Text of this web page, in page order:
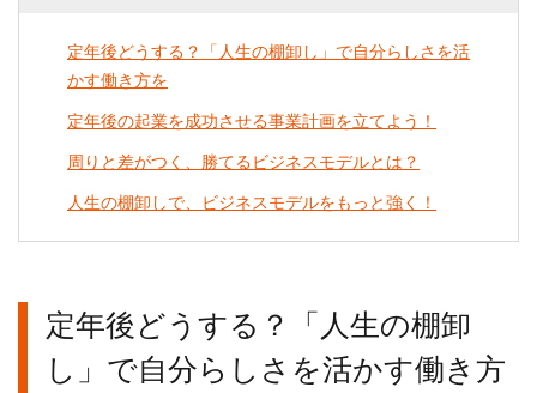
定年後どうする？「人生の棚卸し」で自分らしさを活
かす働き方を
定年後の起業を成功させる事業計画を立てよう！
周りと差がつく、勝てるビジネスモデルとは？
人生の棚卸しで、ビジネスモデルをもっと強く！
定年後どうする？「人生の棚卸
し」で自分らしさを活かす働き方